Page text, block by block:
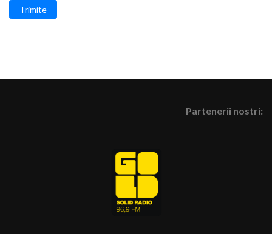
Trimite
Partenerii nostri: